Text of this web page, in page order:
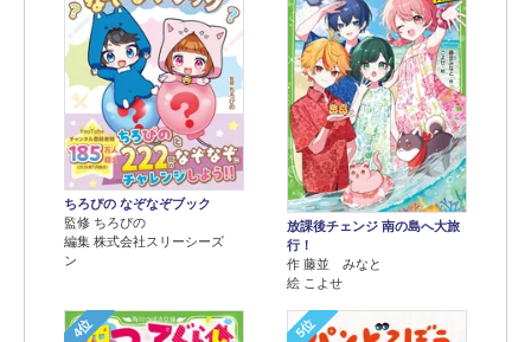
ちろぴの なぞなぞブック
監修 ちろぴの
編集 株式会社スリーシーズ
ン
放課後チェンジ 南の島へ大旅
行！
作 藤並 みなと
絵 こよせ
4位 5位